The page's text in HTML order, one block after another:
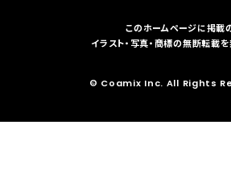
このホームページに掲載
イラスト・写真・商標の無断転載を
© Coamix Inc. All Rights